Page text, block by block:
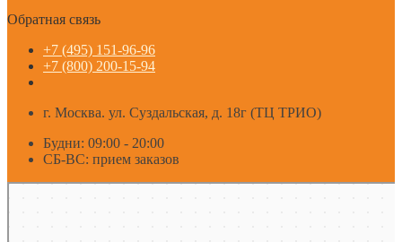
Обратная связь
+7 (495) 151-96-96
+7 (800) 200-15-94
г. Москва. ул. Суздальская, д. 18г (ТЦ ТРИО)
Будни: 09:00 - 20:00
СБ-ВС: прием заказов